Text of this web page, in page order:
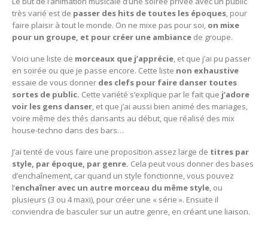
très varié est de passer des hits de toutes les époques , pour
faire plaisir à tout le monde. On ne mixe pas pour soi, on mixe
pour un groupe, et pour créer une ambiance de groupe.
Voici une liste de morceaux que j’apprécie, et que j’ai pu passer
en soirée ou que je passe encore. Cette liste non exhaustive
essaie de vous donner des clefs pour faire danser toutes
sortes de public. Cette variété s’explique par le fait que j’adore
voir les gens danser, et que j’ai aussi bien animé des mariages,
voire même des thés dansants au début, que réalisé des mix
house-techno dans des bars…
J’ai tenté de vous faire une proposition assez large de titres par
style, par époque, par genre. Cela peut vous donner des bases
d’enchaînement, car quand un style fonctionne, vous pouvez
l’enchaîner avec un autre morceau du même style, ou
plusieurs (3 ou 4 maxi), pour créer une « série ». Ensuite il
conviendra de basculer sur un autre genre, en créant une liaison.